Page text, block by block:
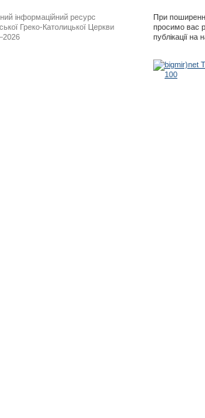
інформаційний ресурс
Греко-Католицької Церкви
При
просимо вас
публікації на